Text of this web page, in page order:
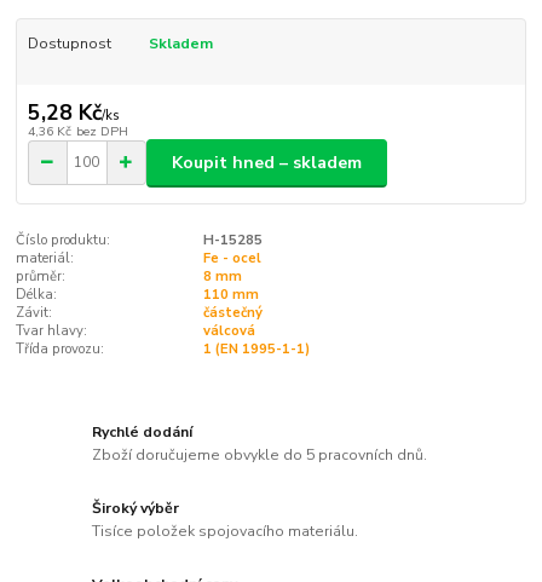
Dostupnost Skladem
5,28 Kč/ks
4,36 Kč bez DPH
Koupit hned – skladem
Číslo produktu:
H-15285
materiál:
Fe - ocel
průměr:
8 mm
Délka:
110 mm
Závit:
částečný
Tvar hlavy:
válcová
Třída provozu:
1 (EN 1995-1-1)
Rychlé dodání
Zboží doručujeme obvykle do 5 pracovních dnů.
Široký výběr
Tisíce položek spojovacího materiálu.